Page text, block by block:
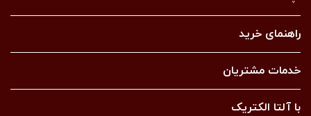
راهنمای خرید
خدمات مشتریان
با آلتا الکتریک